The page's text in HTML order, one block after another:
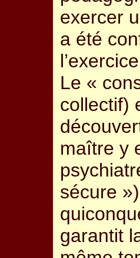
exercer
a été
Le «
collectif)
maître y
sécure
garantit